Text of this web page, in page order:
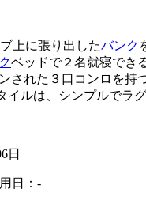
上に張り出したバンク
ベッドで２名就寝でき
された３口コンロを持
イルは、シンプルでラ
日
日：-